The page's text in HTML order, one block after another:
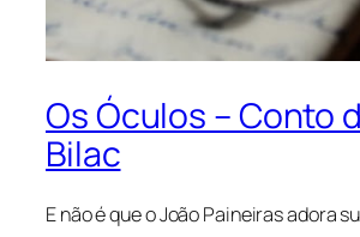
Os Óculos – Conto
Bilac
E não é que o João Paineiras adora